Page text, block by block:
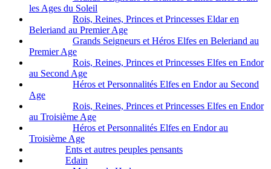
les Ages du Soleil
Rois, Reines, Princes et Princesses Eldar en
Beleriand au Premier Age
Grands Seigneurs et Héros Elfes en Beleriand au
Premier Age
Rois, Reines, Princes et Princesses Elfes en Endor
au Second Age
Héros et Personnalités Elfes en Endor au Second
Age
Rois, Reines, Princes et Princesses Elfes en Endor
au Troisième Age
Héros et Personnalités Elfes en Endor au
Troisième Age
Ents et autres peuples pensants
Edain